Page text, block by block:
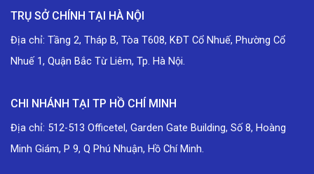
TRỤ SỞ CHÍNH TẠI HÀ NỘI
Địa chỉ: Tầng 2, Tháp B, Tòa T608, KĐT Cổ Nhuế, Phường Cổ
Nhuế 1, Quận Bắc Từ Liêm, Tp. Hà Nội.
CHI NHÁNH TẠI TP HỒ CHÍ MINH
Địa chỉ: 512-513 Officetel, Garden Gate Building, Số 8, Hoàng
Minh Giám, P 9, Q Phú Nhuận, Hồ Chí Minh.